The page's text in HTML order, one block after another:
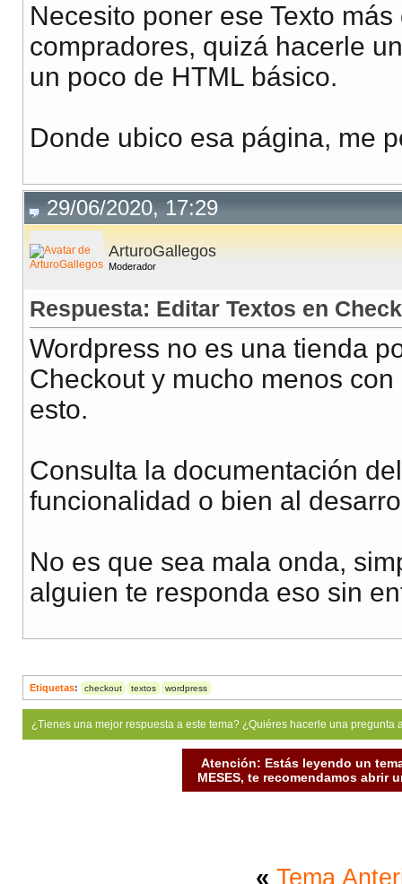
Necesito poner ese Texto
compradores, quizá hacerle
un poco de HTML básico.
Donde ubico esa página, me
29/06/2020, 17:29
ArturoGallegos
Moderador
Respuesta: Editar Textos en
Wordpress no es una tienda
Checkout y mucho menos
esto.
Consulta la documentación
funcionalidad o bien al
No es que sea mala onda,
alguien te responda eso sin
Etiquetas: checkout textos wordpress
¿Tienes una mejor respuesta a este tema? ¿Quiéres hacerle una
Atención: Estás leyendo un
MESES, te recomendamos abrir
« Tema